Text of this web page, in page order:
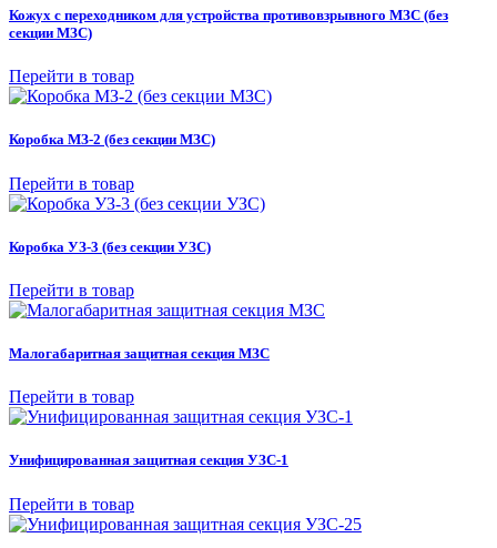
Кожух с переходником для устройства противовзрывного МЗС (без
секции МЗС)
Перейти в товар
Коробка МЗ-2 (без секции МЗС)
Перейти в товар
Коробка УЗ-3 (без секции УЗС)
Перейти в товар
Малогабаритная защитная секция МЗС
Перейти в товар
Унифицированная защитная секция УЗС-1
Перейти в товар